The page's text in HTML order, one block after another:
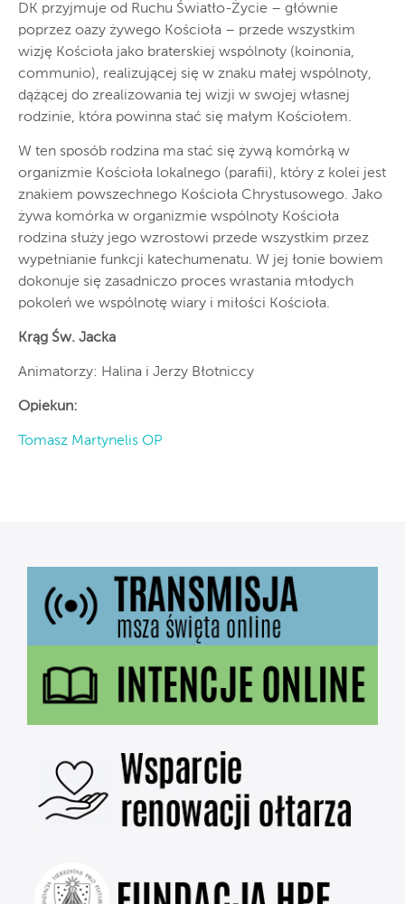
DK przyjmuje od Ruchu Światło-Życie – głównie
poprzez oazy żywego Kościoła – przede wszystkim
wizję Kościoła jako braterskiej wspólnoty (koinonia,
communio), realizującej się w znaku małej wspólnoty,
dążącej do zrealizowania tej wizji w swojej własnej
rodzinie, która powinna stać się małym Kościołem.
W ten sposób rodzina ma stać się żywą komórką w
organizmie Kościoła lokalnego (parafii), który z kolei jest
znakiem powszechnego Kościoła Chrystusowego. Jako
żywa komórka w organizmie wspólnoty Kościoła
rodzina służy jego wzrostowi przede wszystkim przez
wypełnianie funkcji katechumenatu. W jej łonie bowiem
dokonuje się zasadniczo proces wrastania młodych
pokoleń we wspólnotę wiary i miłości Kościoła.
Krąg Św. Jacka
Animatorzy: Halina i Jerzy Błotniccy
Opiekun:
Tomasz Martynelis OP